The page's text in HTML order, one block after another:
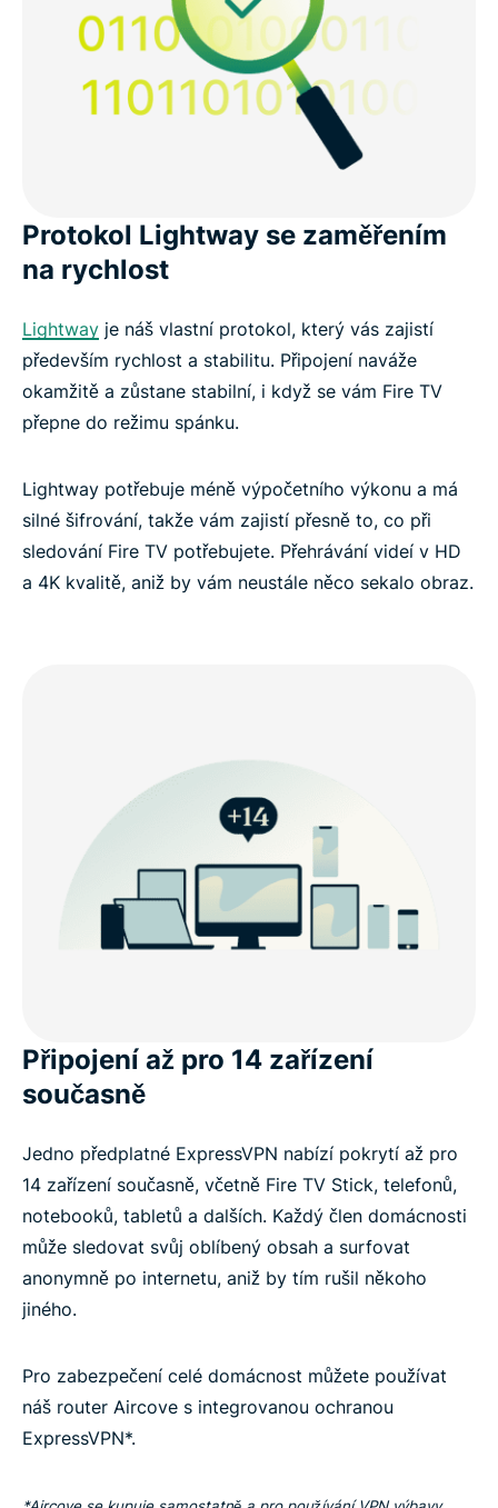
Protokol Lightway se zaměřením
na rychlost
Lightway je náš vlastní protokol, který vás zajistí
především rychlost a stabilitu. Připojení naváže
okamžitě a zůstane stabilní, i když se vám Fire TV
přepne do režimu spánku.
Lightway potřebuje méně výpočetního výkonu a má
silné šifrování, takže vám zajistí přesně to, co při
sledování Fire TV potřebujete. Přehrávání videí v HD
a 4K kvalitě, aniž by vám neustále něco sekalo obraz.
Připojení až pro 14 zařízení
současně
Jedno předplatné ExpressVPN nabízí pokrytí až pro
14 zařízení současně, včetně Fire TV Stick, telefonů,
notebooků, tabletů a dalších. Každý člen domácnosti
může sledovat svůj oblíbený obsah a surfovat
anonymně po internetu, aniž by tím rušil někoho
jiného.
Pro zabezpečení celé domácnost můžete používat
náš router Aircove s integrovanou ochranou
ExpressVPN*.